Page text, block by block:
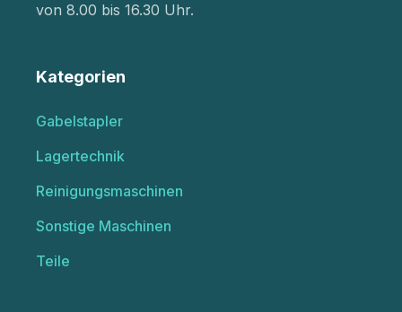
von 8.00 bis 16.30 Uhr.
Kategorien
Gabelstapler
Lagertechnik
Reinigungsmaschinen
Sonstige Maschinen
Teile